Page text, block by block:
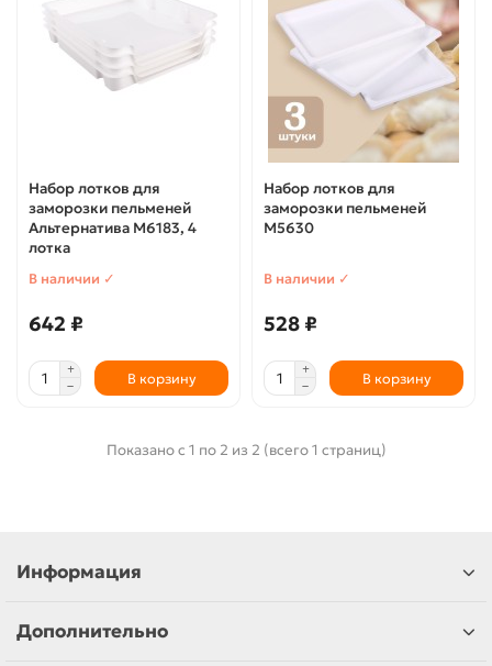
Набор лотков для
заморозки пельменей
Альтернатива М6183, 4
лотка
В наличии ✓
642 ₽
В корзину
Набор лотков для
заморозки пельменей
М5630
В наличии ✓
528 ₽
В корзину
Показано с 1 по 2 из 2 (всего 1 страниц)
Информация
Дополнительно